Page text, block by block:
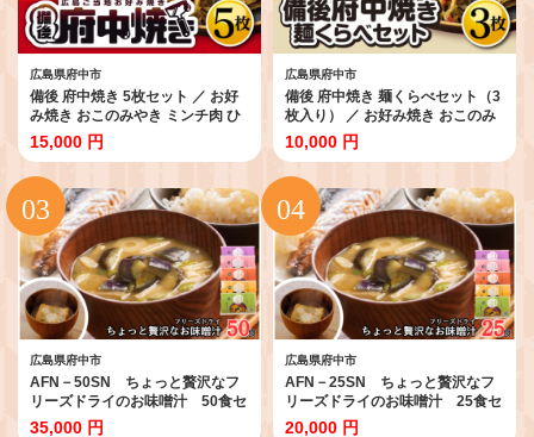
広島県府中市
備後 府中焼き 5枚セット ／ お好
み焼き おこのみやき ミンチ肉 ひ
き肉 挽肉 広島風 ご当地 グルメ ソ
ウルフード 本場の味 中はフワッ
外はカリッ 一宮 いっきゅう こだ
わり人気 急速冷凍 お昼ごはん 夜
ごはん 晩ごはん 昼食 夜食 広島県
特産 No.141
15,000 円
広島県府中市
備後 府中焼き 麺くらべセット（3
枚入り） ／ お好み焼き おこのみ
やき たべくらべ 食べ比べ そば麺
辛めん うどん ミンチ肉 ひき肉 挽
肉 広島風 ご当地 グルメ ソウルフ
ード 本場の味 中はフワッ 外はカ
リッ 一宮 いっきゅう こだわり人
気 急速冷凍 お昼ごはん 夜ごはん
晩ごはん 昼食 夜食 広島県 特産
No.139
10,000 円
広島県府中市
AFN－50SN ちょっと贅沢なフ
リーズドライのお味噌汁 50食セ
ット ／ 味噌汁 フリーズドライ 天
35,000 円
広島県府中市
AFN－25SN ちょっと贅沢なフ
リーズドライのお味噌汁 25食セ
ット ／味噌汁 フリーズドライ 天
20,000 円